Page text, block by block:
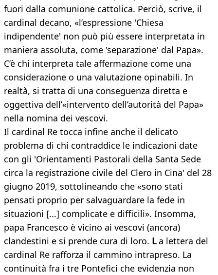
fuori dalla comunione cattolica. Perciò, scrive, il
cardinal decano, «l’espressione 'Chiesa
indipendente' non può più essere interpretata in
maniera assoluta, come 'separazione' dal Papa».
C’è chi interpreta tale affermazione come una
considerazione o una valutazione opinabili. In
realtà, si tratta di una conseguenza diretta e
oggettiva dell’«intervento dell’autorità del Papa»
nella nomina dei vescovi.
Il cardinal Re tocca infine anche il delicato
problema di chi contraddice le indicazioni date
con gli 'Orientamenti Pastorali della Santa Sede
circa la registrazione civile del Clero in Cina' del 28
giugno 2019, sottolineando che «sono stati
pensati proprio per salvaguardare la fede in
situazioni [...] complicate e difficili». Insomma,
papa Francesco è vicino ai vescovi (ancora)
clandestini e si prende cura di loro. La lettera del
cardinal Re rafforza il cammino intrapreso. La
continuità fra i tre Pontefici che evidenzia non